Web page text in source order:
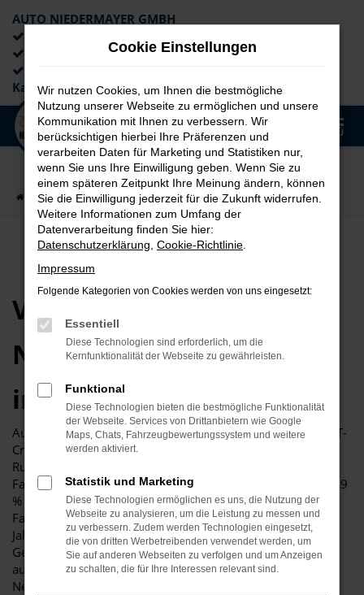
Zum
Hauptinhalt
springen
AUTO NIEDERMAYER GMBH
Lieferung an die Haustür
Kaufabwicklung
MENÜ
Startseite VW T-Cross
VW T-Cross bei Auto
Niedermayer
in Neukirchen
Auto Niedermayer in Neukirchen bei Straubing ist auf VW T-
Cross als Tageszulassung und EU-Neuwagen spezialisiert.
Rund 60 T-Cross in verschiedenen Ausstattungen und
Farben stehen sofort verfügbar auf 19.000 m², mit bis zu 29
% Preisvorteil gegenüber der UVP. Das
Familienunternehmen in Niederbayern ist seit über 40
Jahren am Markt und wurde zweimal mit dem
Gebrauchtwagen Award und vielen weiteren Preisen
ausgezeichnet. Über 400 Fahrzeuge sind vor Ort in
Neukirchen nähe Straubing und sofort verfügbar!
Cookie Einstellungen
Wir nutzen Cookies, um Ihnen die bestmögliche
Nutzung unserer Webseite zu ermöglichen und unsere
Kommunikation mit Ihnen zu verbessern. Wir
berücksichtigen hierbei Ihre Präferenzen und
verarbeiten Daten für Marketing und Statistiken nur,
wenn Sie uns Ihre Einwilligung geben. Wenn Sie zu
einem späteren Zeitpunkt Ihre Meinung ändern, können
Sie die Einwilligung jederzeit für die Zukunft widerrufen.
Weitere Informationen zum Umfang der
Datenverarbeitung finden Sie hier:
Datenschutzerklärung Cookie-Richtlinie
Impressum
Folgende Kategorien von Cookies werden von uns eingesetzt:
Essentiell
Diese Technologien sind erforderlich, um die
Kernfunktionalität der Webseite zu gewährleisten.
Funktional
Diese Technologien bieten die bestmögliche Funktionalität
der Webseite. Services von Drittanbietern wie Google
Maps, Chats, Fahrzeugbewertungssystem und weitere
werden aktiviert.
Statistik und Marketing
Diese Technologien ermöglichen es uns, die Nutzung der
Webseite zu analysieren, um die Leistung zu messen und
zu verbessern. Zudem werden Technologien eingesetzt,
die von dritten Werbetreibenden verwendet werden, um
Sie auf anderen Webseiten zu verfolgen und um Anzeigen
zu schalten, die für Ihre Interessen relevant sind.